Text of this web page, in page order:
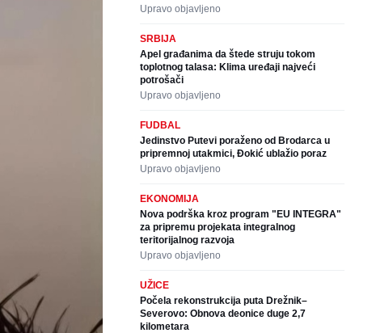
Upravo objavljeno
SRBIJA
Apel građanima da štede struju tokom
toplotnog talasa: Klima uređaji najveći
potrošači
Upravo objavljeno
FUDBAL
Jedinstvo Putevi poraženo od Brodarca u
pripremnoj utakmici, Đokić ublažio poraz
Upravo objavljeno
EKONOMIJA
Nova podrška kroz program "EU INTEGRA"
za pripremu projekata integralnog
teritorijalnog razvoja
Upravo objavljeno
UŽICE
Počela rekonstrukcija puta Drežnik–
Severovo: Obnova deonice duge 2,7
kilometara